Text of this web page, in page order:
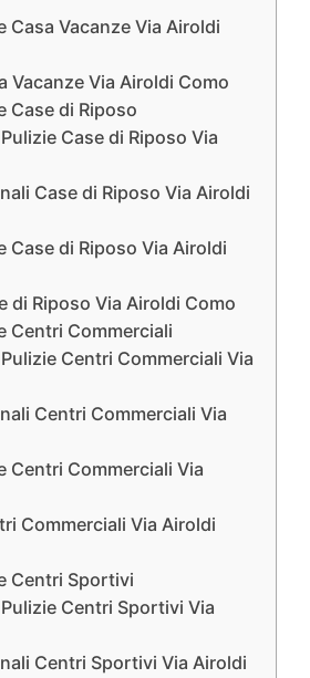
Casa Vacanze Via Airoldi
Vacanze Via Airoldi Como
Case di Riposo
Case di Riposo Via
Case di Riposo Via Airoldi
Case di Riposo Via Airoldi
di Riposo Via Airoldi Como
Centri Commerciali
Centri Commerciali Via
Centri Commerciali Via
Centri Commerciali Via
Commerciali Via Airoldi
Centri Sportivi
Centri Sportivi Via
Centri Sportivi Via Airoldi